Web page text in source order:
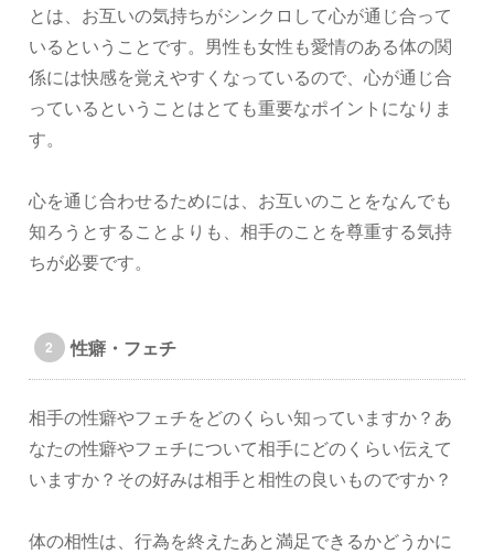
とは、お互いの気持ちがシンクロして心が通じ合って
いるということです。男性も女性も愛情のある体の関
係には快感を覚えやすくなっているので、心が通じ合
っているということはとても重要なポイントになりま
す。
心を通じ合わせるためには、お互いのことをなんでも
知ろうとすることよりも、相手のことを尊重する気持
ちが必要です。
性癖・フェチ
相手の性癖やフェチをどのくらい知っていますか？あ
なたの性癖やフェチについて相手にどのくらい伝えて
いますか？その好みは相手と相性の良いものですか？
体の相性は、行為を終えたあと満足できるかどうかに